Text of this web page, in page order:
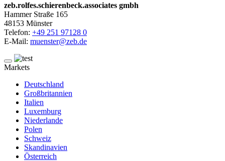
zeb.rolfes.schierenbeck.associates gmbh
Hammer Straße 165
48153 Münster
Telefon: +49 251 97128 0
E-Mail: muenster@zeb.de
Markets
Deutschland
Großbritannien
Italien
Luxemburg
Niederlande
Polen
Schweiz
Skandinavien
Österreich